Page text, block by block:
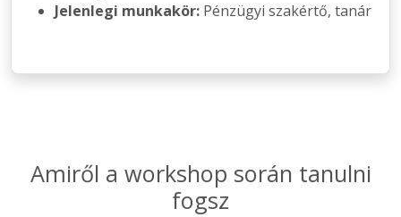
Jelenlegi munkakör: Pénzügyi szakértő, tanár
Amiről a workshop során tanulni
fogsz